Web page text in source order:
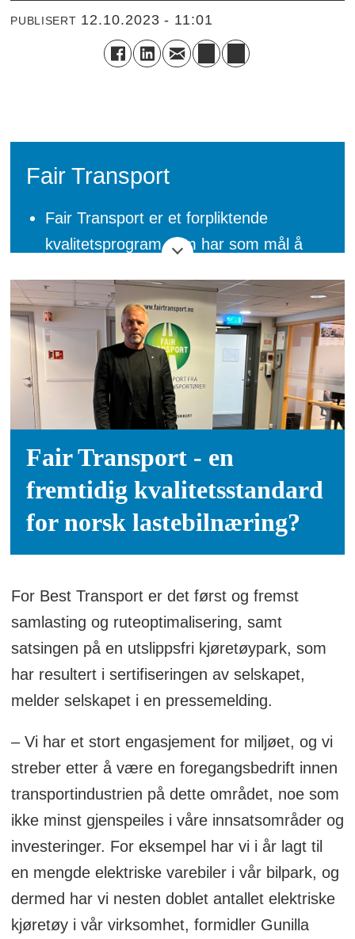
PUBLISERT 12.10.2023 - 11:01
Fair Transport
Fair Transport er et forpliktende
kvalitetsprogram som har som mål å
av miljø- og klimagasser og sikre gode
sosiale forhold for de ansatte.
Det er en rekke kriterier innen de tre
fokusområdene ansvarlighet
(arbeidsforhold og lovlig drift),
trafikksikkerhet, miljø og utslipp som
bedriftene må gjennomgå og ta opp i
sin drift for å bli sertifisert.
Et godkjenningsutvalg på fire personer,
forsikringsrepresentant og en Fair
Transport revisor avgjør i siste omgang
om bedriftens oppfyller
sertifiseringskravene.
Sertifiseringen gjelder for ett år av
gangen og må fornyes (resertifisering).
For mer informasjon se
www.fairtransport.no
Fair Transport - en
fremtidig kvalitetsstandard
for norsk lastebilnæring?
For Best Transport er det først og fremst
samlasting og ruteoptimalisering, samt
satsingen på en utslippsfri kjøretøypark, som
har resultert i sertifiseringen av selskapet,
melder selskapet i en pressemelding.
– Vi har et stort engasjement for miljøet, og vi
streber etter å være en foregangsbedrift innen
transportindustrien på dette området, noe som
ikke minst gjenspeiles i våre innsatsområder og
investeringer. For eksempel har vi i år lagt til
en mengde elektriske varebiler i vår bilpark, og
dermed har vi nesten doblet antallet elektriske
kjøretøy i vår virksomhet, formidler Gunilla